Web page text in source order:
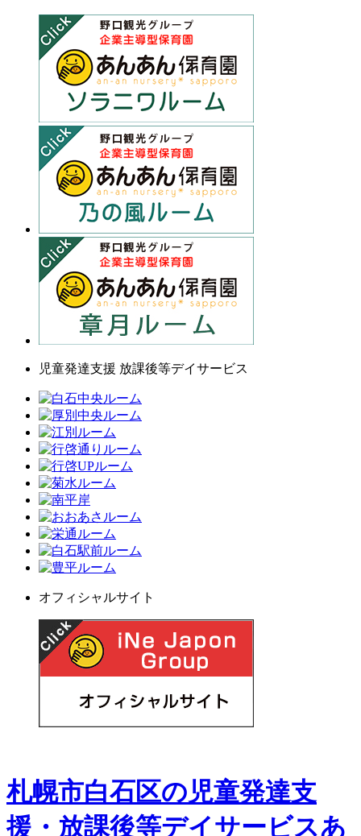
児童発達支援 放課後等デイサービス
オフィシャルサイト
札幌市白石区の児童発達支
援・放課後等デイサービスあ